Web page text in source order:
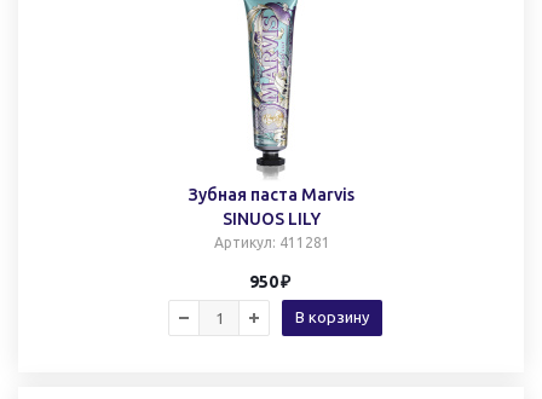
Зубная паста Marvis
SINUOS LILY
Артикул: 411281
950
В корзину